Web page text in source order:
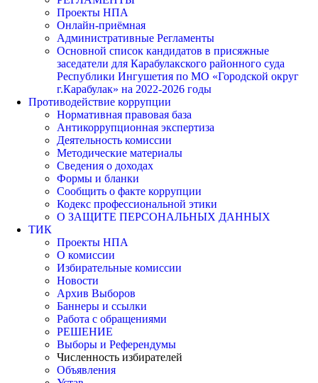
Проекты НПА
Онлайн-приёмная
Административные Регламенты
Основной список кандидатов в присяжные
заседатели для Карабулакского районного суда
Республики Ингушетия по МО «Городской округ
г.Карабулак» на 2022-2026 годы
Противодействие коррупции
Нормативная правовая база
Антикоррупционная экспертиза
Деятельность комиссии
Методические материалы
Сведения о доходах
Формы и бланки
Сообщить о факте коррупции
Кодекс профессиональной этики
О ЗАЩИТЕ ПЕРСОНАЛЬНЫХ ДАННЫХ
ТИК
Проекты НПА
О комиссии
Избирательные комиссии
Новости
Архив Выборов
Баннеры и ссылки
Работа с обращениями
РЕШЕНИЕ
Выборы и Референдумы
Численность избирателей
Объявления